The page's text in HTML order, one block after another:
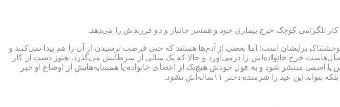
تلگرامی کوچک خرج بیماری خود و همسر جانباز و دو فرزندش را می‌دهد.
وحشتناک برایشان است؛ اما بعضی از آدم‌ها هستند که حتی فرصت ترسیدن از آن را هم پیدا نمی‌کنند و
خرج خانواده‌اش را درمی‌آورد و حالا که یک سالی از سرطانش می‌گذرد، هنوز دست از کار
اسمی منتشر شود و به قول خودش هیچ‌یک از اعضای خانواده یا همسایه‌هایش از اوضاع او خبر
را شرمنده دختر ۱۱ساله‌اش نشود.